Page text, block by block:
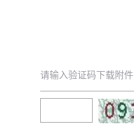
请输入验证码下载附件